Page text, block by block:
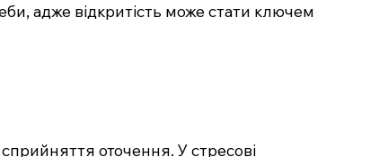
адже відкритість може стати ключем
оточення. У стресові